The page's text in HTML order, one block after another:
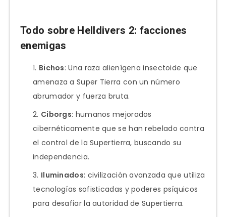
Todo sobre Helldivers 2: facciones
enemigas
Bichos: Una raza alienígena insectoide que
amenaza a Super Tierra con un número
abrumador y fuerza bruta.
Ciborgs: humanos mejorados
cibernéticamente que se han rebelado contra
el control de la Supertierra, buscando su
independencia.
Iluminados: civilización avanzada que utiliza
tecnologías sofisticadas y poderes psíquicos
para desafiar la autoridad de Supertierra.